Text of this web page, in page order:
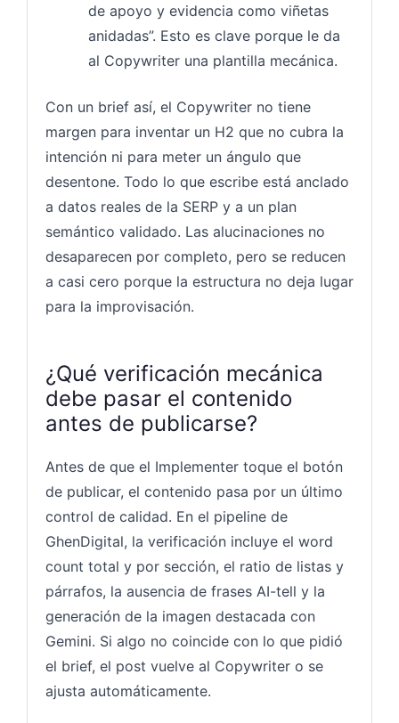
de apoyo y evidencia como viñetas
anidadas”. Esto es clave porque le da
al Copywriter una plantilla mecánica.
Con un brief así, el Copywriter no tiene
margen para inventar un H2 que no cubra la
intención ni para meter un ángulo que
desentone. Todo lo que escribe está anclado
a datos reales de la SERP y a un plan
semántico validado. Las alucinaciones no
desaparecen por completo, pero se reducen
a casi cero porque la estructura no deja lugar
para la improvisación.
¿Qué verificación mecánica
debe pasar el contenido
antes de publicarse?
Antes de que el Implementer toque el botón
de publicar, el contenido pasa por un último
control de calidad. En el pipeline de
GhenDigital, la verificación incluye el word
count total y por sección, el ratio de listas y
párrafos, la ausencia de frases AI-tell y la
generación de la imagen destacada con
Gemini. Si algo no coincide con lo que pidió
el brief, el post vuelve al Copywriter o se
ajusta automáticamente.